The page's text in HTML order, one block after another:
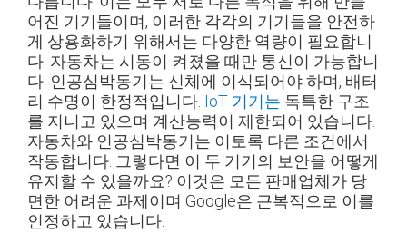
어진 기기들이며, 이러한 각각의 기기들을 안전하
게 상용화하기 위해서는 다양한 역량이 필요합니
다. 자동차는 시동이 켜졌을 때만 통신이 가능합니
다. 인공심박동기는 신체에 이식되어야 하며, 배터
리 수명이 한정적입니다. IoT 기기는 독특한 구조
를 지니고 있으며 계산능력이 제한되어 있습니다.
자동차와 인공심박동기는 이토록 다른 조건에서
작동합니다. 그렇다면 이 두 기기의 보안을 어떻게
유지할 수 있을까요? 이것은 모든 판매업체가 당
면한 어려운 과제이며 Google은 근복적으로 이를
인정하고 있습니다.